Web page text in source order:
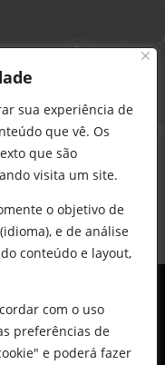
sua experiência de
que vê. Os
que são
visita um site.
o objetivo de
e de análise
conteúdo e layout,
com o uso
preferências de
e poderá fazer